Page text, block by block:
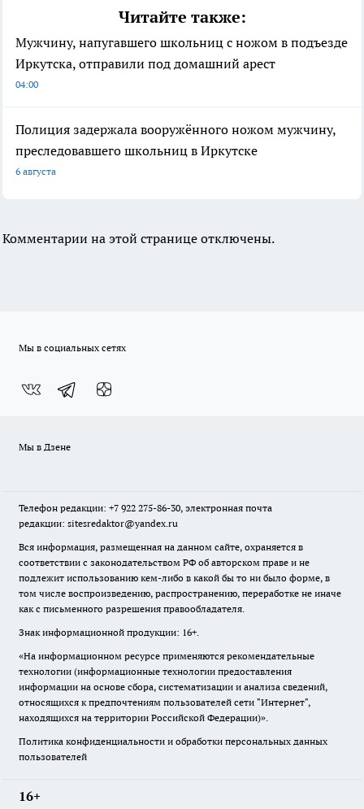
Читайте также:
Мужчину, напугавшего школьниц с ножом в подъезде
Иркутска, отправили под домашний арест
04:00
Полиция задержала вооружённого ножом мужчину,
преследовавшего школьниц в Иркутске
6 августа
Комментарии на этой странице отключены.
Мы в социальных сетях
Мы в Дзене
Телефон редакции: +7 922 275-86-30, электронная почта
редакции: sitesredaktor@yandex.ru
Вся информация, размещенная на данном сайте, охраняется в
соответствии с законодательством РФ об авторском праве и не
подлежит использованию кем-либо в какой бы то ни было форме, в
том числе воспроизведению, распространению, переработке не иначе
как с письменного разрешения правообладателя.
Знак информационной продукции: 16+.
«На информационном ресурсе применяются рекомендательные
технологии (информационные технологии предоставления
информации на основе сбора, систематизации и анализа сведений,
относящихся к предпочтениям пользователей сети "Интернет",
находящихся на территории Российской Федерации)».
Политика конфиденциальности и обработки персональных данных
пользователей
16+